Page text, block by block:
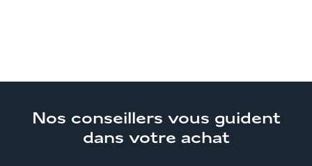
Nos conseillers vous guident
dans votre achat